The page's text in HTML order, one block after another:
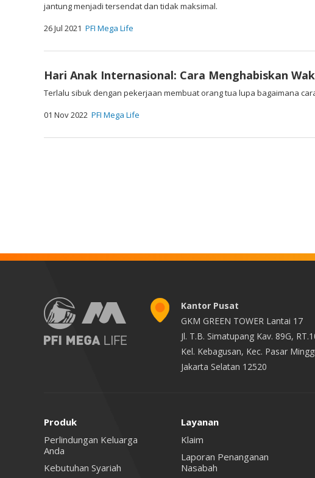
jantung menjadi tersendat dan tidak maksimal.
26 Jul 2021 PFI Mega Life
Hari Anak Internasional: Cara Menghabiskan
Terlalu sibuk dengan pekerjaan membuat orang tua lupa bagaimana
01 Nov 2022 PFI Mega Life
Kantor Pusat
GKM GREEN TOWER Lantai 17
Jl. T.B. Simatupang Kav. 89G,
Kel. Kebagusan, Kec. Pasar
Jakarta Selatan 12520
Produk
Perlindungan Keluarga
Anda
Kebutuhan Syariah
Layanan
Klaim
Laporan Penanganan
Nasabah